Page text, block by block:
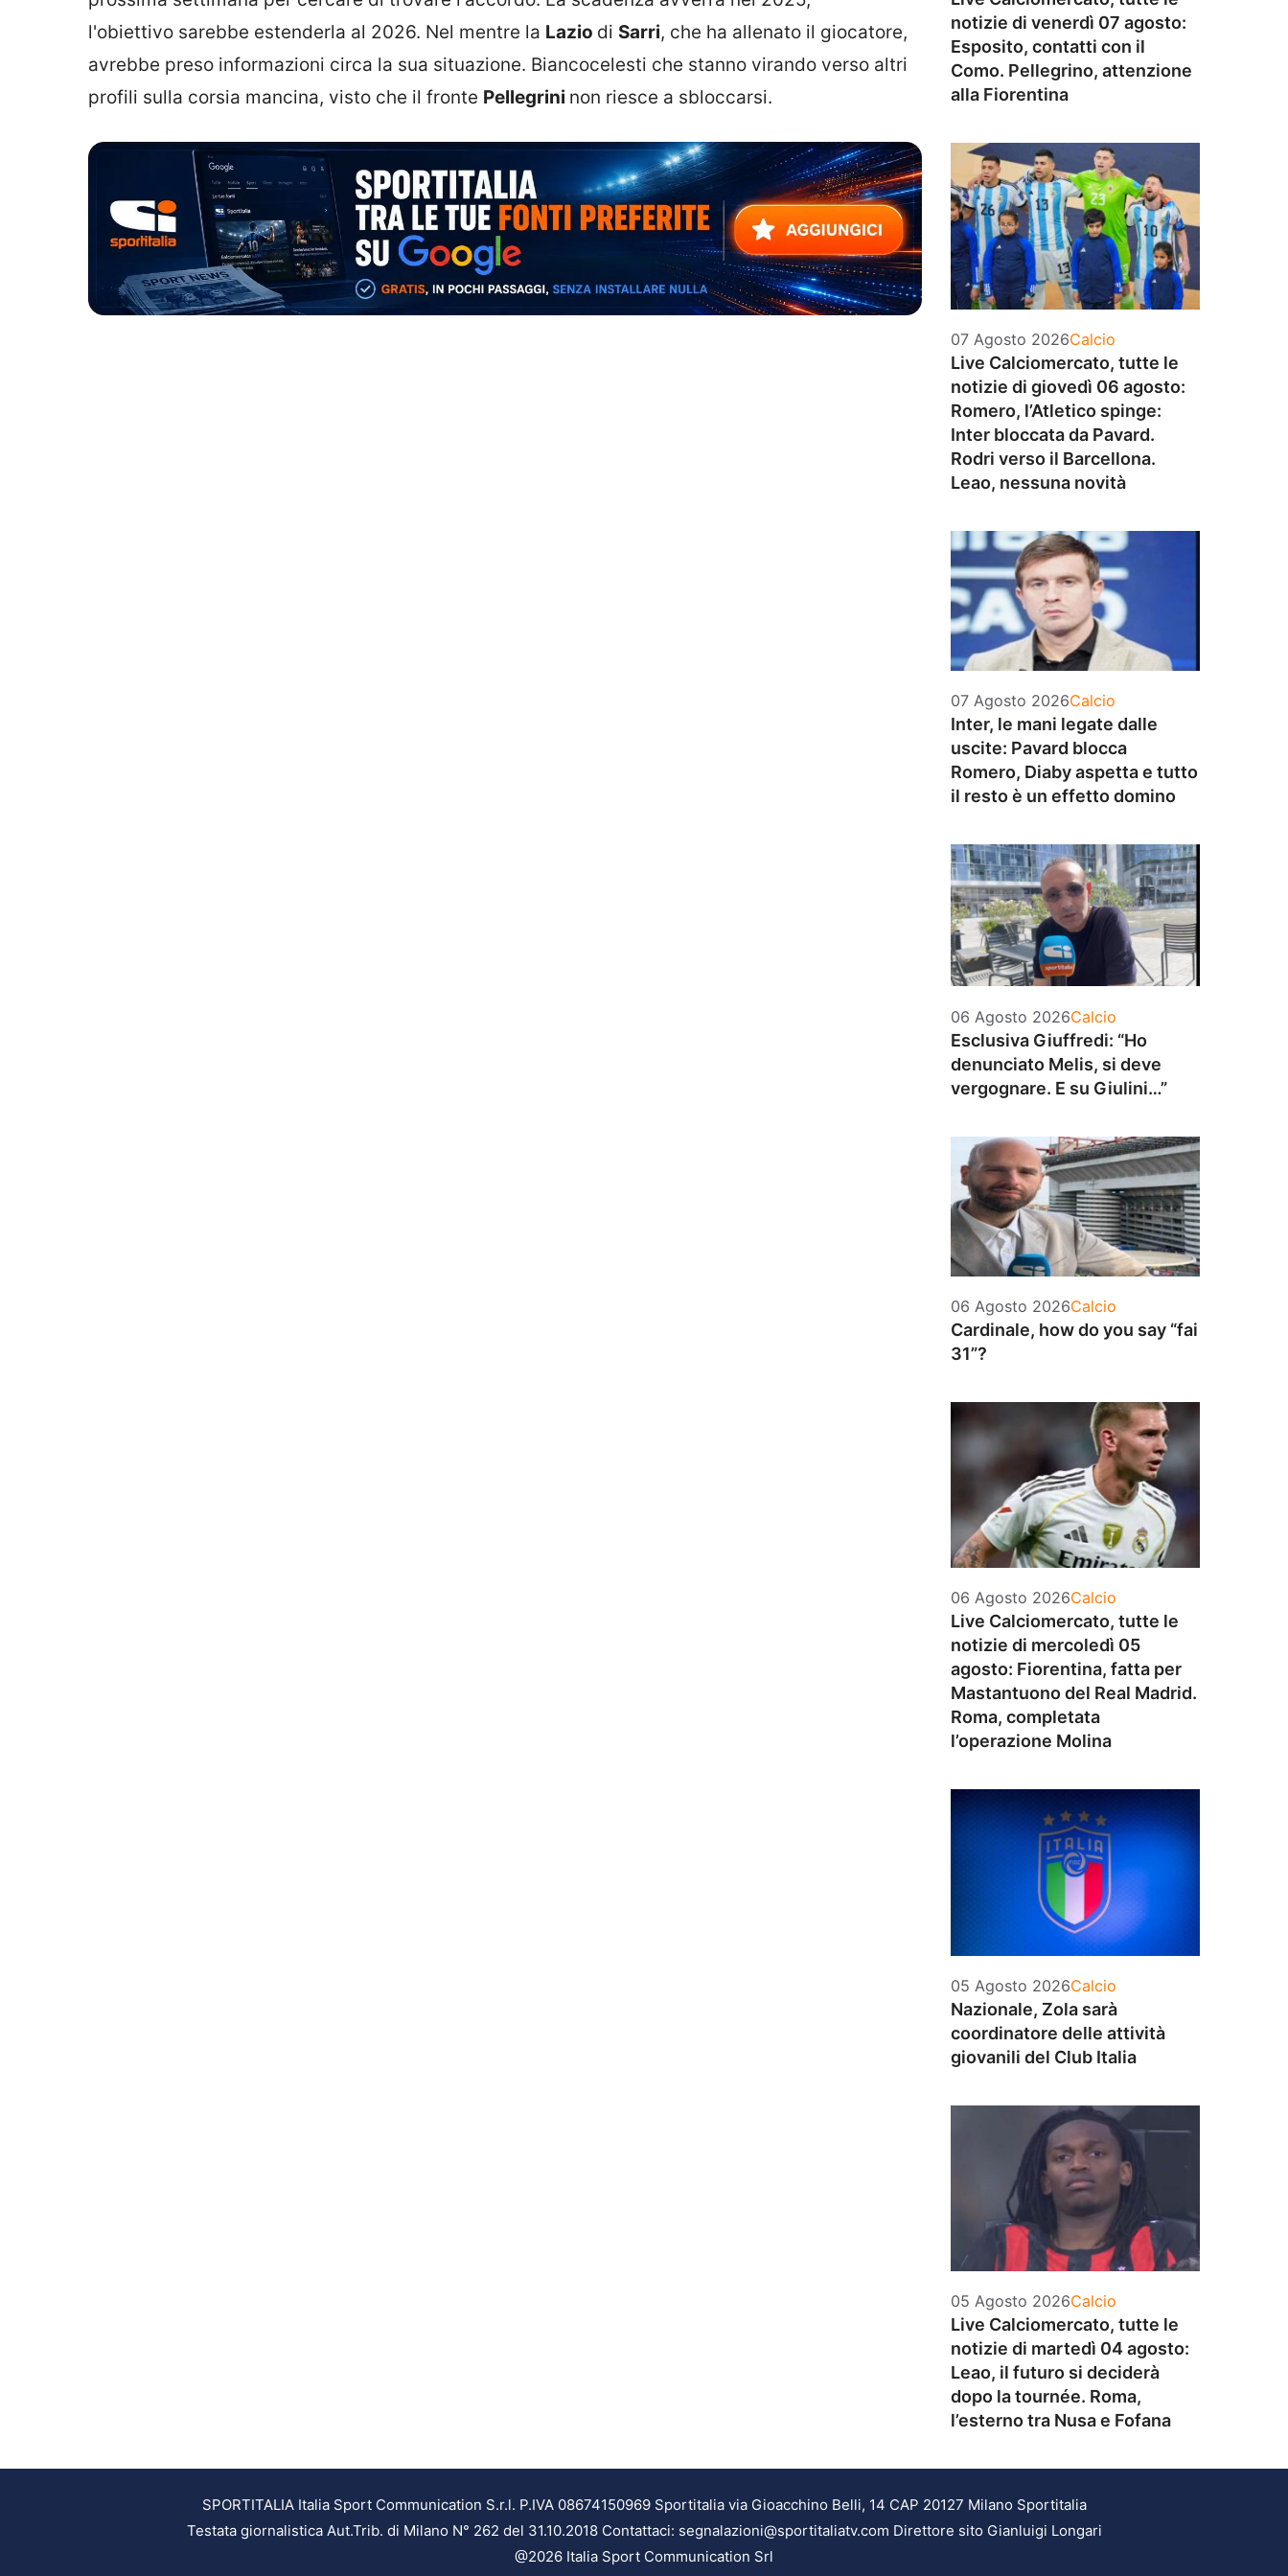
l'obiettivo sarebbe estenderla al 2026. Nel mentre la Lazio di Sarri, che ha allenato il giocatore,
avrebbe preso informazioni circa la sua situazione. Biancocelesti che stanno virando verso altri
profili sulla corsia mancina, visto che il fronte Pellegrini non riesce a sbloccarsi.
notizie di venerdì 07 agosto:
Esposito, contatti con il
Como. Pellegrino, attenzione
alla Fiorentina
07 Agosto 2026Categorie
Calcio
Live Calciomercato, tutte le
notizie di giovedì 06 agosto:
Romero, l’Atletico spinge:
Inter bloccata da Pavard.
Rodri verso il Barcellona.
Leao, nessuna novità
07 Agosto 2026Categorie
Calcio
Inter, le mani legate dalle
uscite: Pavard blocca
Romero, Diaby aspetta e tutto
il resto è un effetto domino
06 Agosto 2026Categorie
Calcio
Esclusiva Giuffredi: “Ho
denunciato Melis, si deve
vergognare. E su Giulini…”
06 Agosto 2026Categorie
Calcio
Cardinale, how do you say “fai
31”?
06 Agosto 2026Categorie
Calcio
Live Calciomercato, tutte le
notizie di mercoledì 05
agosto: Fiorentina, fatta per
Mastantuono del Real Madrid.
Roma, completata
l’operazione Molina
05 Agosto 2026Categorie
Calcio
Nazionale, Zola sarà
coordinatore delle attività
giovanili del Club Italia
05 Agosto 2026Categorie
Calcio
Live Calciomercato, tutte le
notizie di martedì 04 agosto:
Leao, il futuro si deciderà
dopo la tournée. Roma,
l’esterno tra Nusa e Fofana
SPORTITALIA Italia Sport Communication S.r.l. P.IVA 08674150969 Sportitalia via Gioacchino Belli, 14 CAP 20127 Milano Sportitalia
Testata giornalistica Aut.Trib. di Milano N° 262 del 31.10.2018 Contattaci: segnalazioni@sportitaliatv.com Direttore sito Gianluigi Longari
@2026 Italia Sport Communication Srl